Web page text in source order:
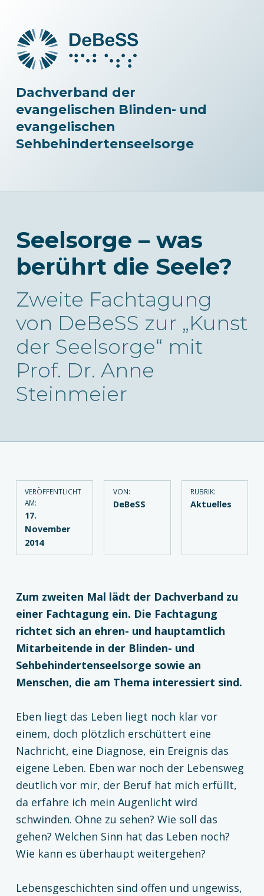
Dachverband der
evangelischen Blinden- und
evangelischen
Sehbehindertenseelsorge
Seelsorge – was
berührt die Seele?
Zweite Fachtagung
von DeBeSS zur „Kunst
der Seelsorge“ mit
Prof. Dr. Anne
Steinmeier
VERÖFFENTLICHT
AM:
17.
November
2014
VON:
DeBeSS
RUBRIK:
Aktuelles
Zum zweiten Mal lädt der Dachverband zu
einer Fachtagung ein. Die Fachtagung
richtet sich an ehren- und hauptamtlich
Mitarbeitende in der Blinden- und
Sehbehindertenseelsorge sowie an
Menschen, die am Thema interessiert sind.
Eben liegt das Leben liegt noch klar vor
einem, doch plötzlich erschüttert eine
Nachricht, eine Diagnose, ein Ereignis das
eigene Leben. Eben war noch der Lebensweg
deutlich vor mir, der Beruf hat mich erfüllt,
da erfahre ich mein Augenlicht wird
schwinden. Ohne zu sehen? Wie soll das
gehen? Welchen Sinn hat das Leben noch?
Wie kann es überhaupt weitergehen?
Lebensgeschichten sind offen und ungewiss,